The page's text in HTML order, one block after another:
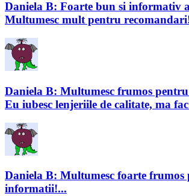
Daniela B: Foarte bun si informativ
Multumesc mult pentru
Daniela B: Multumesc frumos
Eu iubesc lenjeriile de calitate, ma
Daniela B: Multumesc foarte frumos
informatii!...